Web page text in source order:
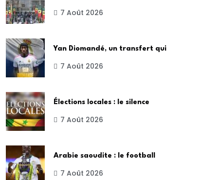
7 Août 2026
Yan Diomandé, un transfert qui
7 Août 2026
Élections locales : le silence
7 Août 2026
Arabie saoudite : le football
7 Août 2026